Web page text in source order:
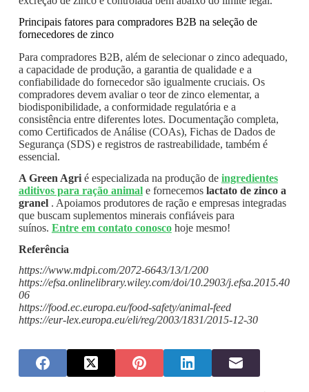
Principais fatores para compradores B2B na seleção de
fornecedores de zinco
Para compradores B2B, além de selecionar o zinco adequado,
a capacidade de produção, a garantia de qualidade e a
confiabilidade do fornecedor são igualmente cruciais. Os
compradores devem avaliar o teor de zinco elementar, a
biodisponibilidade, a conformidade regulatória e a
consistência entre diferentes lotes. Documentação completa,
como Certificados de Análise (COAs), Fichas de Dados de
Segurança (SDS) e registros de rastreabilidade, também é
essencial.
A Green Agrié especializada na produção de ingredientes
aditivos para ração animale fornecemos lactato de zinco a
granel. Apoiamos produtores de ração e empresas integradas
que buscam suplementos minerais confiáveis ​​para
suínos. Entre em contato conosco hoje mesmo!
Referência
https://www.mdpi.com/2072-6643/13/1/200
https://efsa.onlinelibrary.wiley.com/doi/10.2903/j.efsa.2015.40
06
https://food.ec.europa.eu/food-safety/animal-feed
https://eur-lex.europa.eu/eli/reg/2003/1831/2015-12-30